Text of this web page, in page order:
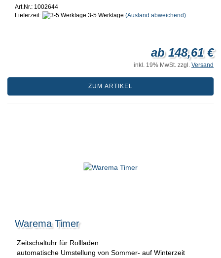
Art.Nr.: 1002644
Lieferzeit:
3-5 Werktage (Ausland abweichend)
ab 148,61 €
inkl. 19% MwSt. zzgl. Versand
ZUM ARTIKEL
Warema Timer
Zeitschaltuhr für Rollladen
automatische Umstellung von Sommer- auf Winterzeit